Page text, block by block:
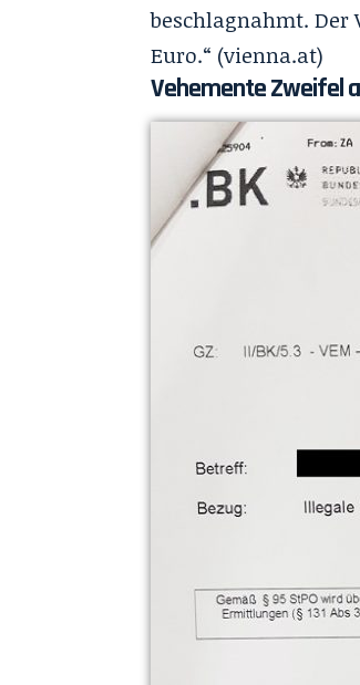
beschlagnahmt.
Euro.“ (vienna.at)
Vehemente Zweifel